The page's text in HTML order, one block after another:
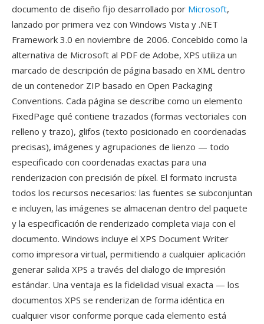
documento de diseño fijo desarrollado por Microsoft,
lanzado por primera vez con Windows Vista y .NET
Framework 3.0 en noviembre de 2006. Concebido como la
alternativa de Microsoft al PDF de Adobe, XPS utiliza un
marcado de descripción de página basado en XML dentro
de un contenedor ZIP basado en Open Packaging
Conventions. Cada página se describe como un elemento
FixedPage qué contiene trazados (formas vectoriales con
relleno y trazo), glifos (texto posicionado en coordenadas
precisas), imágenes y agrupaciones de lienzo — todo
especificado con coordenadas exactas para una
renderizacion con precisión de píxel. El formato incrusta
todos los recursos necesarios: las fuentes se subconjuntan
e incluyen, las imágenes se almacenan dentro del paquete
y la especificación de renderizado completa viaja con el
documento. Windows incluye el XPS Document Writer
como impresora virtual, permitiendo a cualquier aplicación
generar salida XPS a través del dialogo de impresión
estándar. Una ventaja es la fidelidad visual exacta — los
documentos XPS se renderizan de forma idéntica en
cualquier visor conforme porque cada elemento está